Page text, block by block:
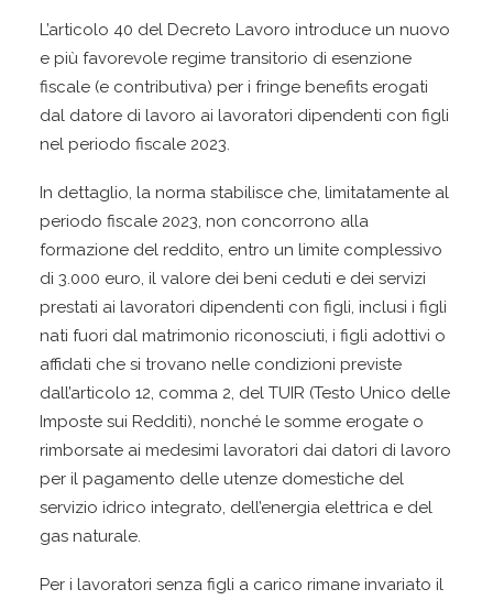
L’articolo 40 del Decreto Lavoro introduce un nuovo
e più favorevole regime transitorio di esenzione
fiscale (e contributiva) per i fringe benefits erogati
dal datore di lavoro ai lavoratori dipendenti con figli
nel periodo fiscale 2023.
In dettaglio, la norma stabilisce che, limitatamente al
periodo fiscale 2023, non concorrono alla
formazione del reddito, entro un limite complessivo
di 3.000 euro, il valore dei beni ceduti e dei servizi
prestati ai lavoratori dipendenti con figli, inclusi i figli
nati fuori dal matrimonio riconosciuti, i figli adottivi o
affidati che si trovano nelle condizioni previste
dall’articolo 12, comma 2, del TUIR (Testo Unico delle
Imposte sui Redditi), nonché le somme erogate o
rimborsate ai medesimi lavoratori dai datori di lavoro
per il pagamento delle utenze domestiche del
servizio idrico integrato, dell’energia elettrica e del
gas naturale.
Per i lavoratori senza figli a carico rimane invariato il